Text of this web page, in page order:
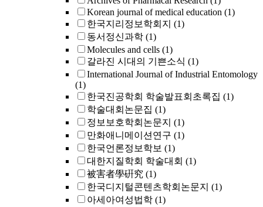
Korean journal of medical education (1)
한국지리정보학회지 (1)
동서정신과학 (1)
Molecules and cells (1)
갈라진 시대의 기쁜소식 (1)
International Journal of Industrial Entomology
(1)
한국진공학회 학술발표회초록집 (1)
학술대회논문집 (1)
정보보호학회논문지 (1)
만화애니메이션연구 (1)
한국언론정보학보 (1)
대한지질학회 학술대회 (1)
被害者學硏究 (1)
한국디지털콘텐츠학회논문지 (1)
아세아여성법학 (1)